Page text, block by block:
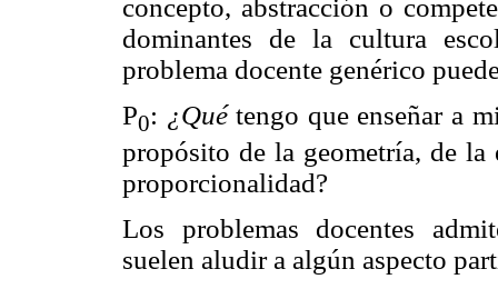
concepto, abstracción o
dominantes de la cultura
problema docente genérico
P0: ¿Quétengo que enseñar a
propósito de la geometría, de
proporcionalidad?
Los problemas docentes
suelen aludir a algún aspecto